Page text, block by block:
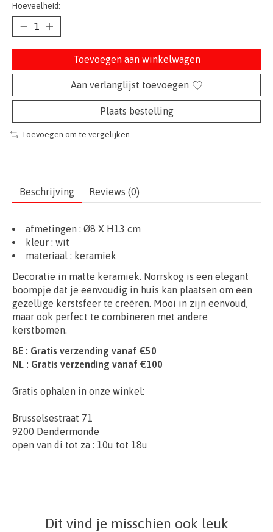
Hoeveelheid:
Toevoegen aan winkelwagen
Aan verlanglijst toevoegen
Plaats bestelling
Toevoegen om te vergelijken
Beschrijving Reviews (0)
afmetingen : Ø8 X H13 cm
kleur : wit
materiaal : keramiek
Decoratie in matte keramiek. Norrskog is een elegant
boompje dat je eenvoudig in huis kan plaatsen om een
gezellige kerstsfeer te creëren. Mooi in zijn eenvoud,
maar ook perfect te combineren met andere
kerstbomen.
BE : Gratis verzending vanaf €50
NL : Gratis verzending vanaf €100
Gratis ophalen in onze winkel:
Brusselsestraat 71
9200 Dendermonde
open van di tot za : 10u tot 18u
Dit vind je misschien ook leuk